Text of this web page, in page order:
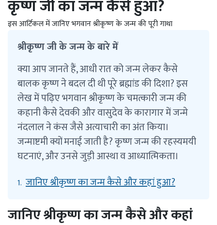
कृष्ण जी का जन्म कैसे हुआ?
इस आर्टिकल में जानिए भगवान श्रीकृष्ण के जन्म की पूरी गाथा
श्रीकृष्ण जी के जन्म के बारे में
क्या आप जानते हैं, आधी रात को जन्म लेकर कैसे
बालक कृष्ण ने बदल दी थी पूरे ब्रह्मांड की दिशा? इस
लेख में पढ़िए भगवान श्रीकृष्ण के चमत्कारी जन्म की
कहानी कैसे देवकी और वासुदेव के कारागार में जन्मे
नंदलाल ने कंस जैसे अत्याचारी का अंत किया।
जन्माष्टमी क्यों मनाई जाती है? कृष्ण जन्म की रहस्यमयी
घटनाएं, और उनसे जुड़ी आस्था व आध्यात्मिकता।
1. जानिए श्रीकृष्ण का जन्म कैसे और कहां हुआ?
जानिए श्रीकृष्ण का जन्म कैसे और कहां